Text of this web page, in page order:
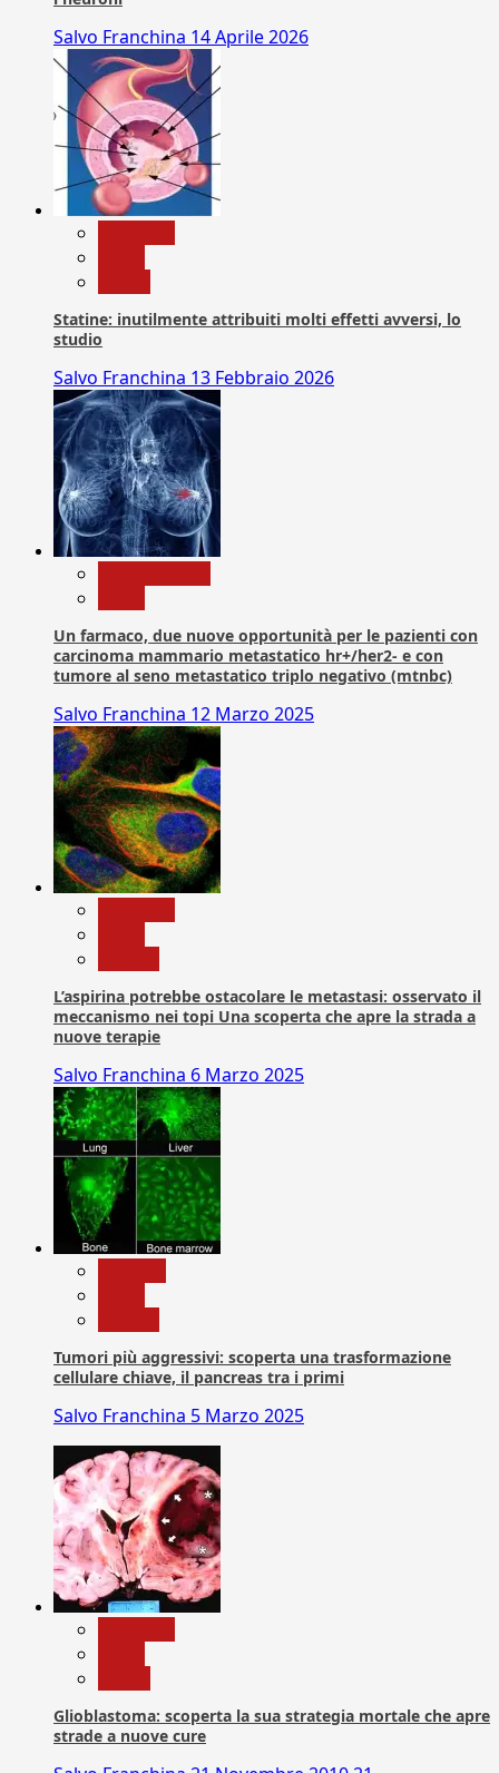
Salvo Franchina 14 Aprile 2026
Statine: inutilmente attribuiti molti effetti avversi, lo
studio
Salvo Franchina 13 Febbraio 2026
Un farmaco, due nuove opportunità per le pazienti con
carcinoma mammario metastatico hr+/her2- e con
tumore al seno metastatico triplo negativo (mtnbc)
Salvo Franchina 12 Marzo 2025
L’aspirina potrebbe ostacolare le metastasi: osservato il
meccanismo nei topi Una scoperta che apre la strada a
nuove terapie
Salvo Franchina 6 Marzo 2025
Tumori più aggressivi: scoperta una trasformazione
cellulare chiave, il pancreas tra i primi
Salvo Franchina 5 Marzo 2025
Glioblastoma: scoperta la sua strategia mortale che apre
strade a nuove cure